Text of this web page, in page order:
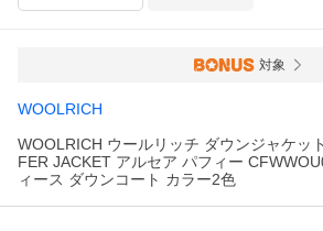
対象
WOOLRICH
WOOLRICH ウールリッチ ダウンジャケッ
FER JACKET アルセア パフィー
ィース ダウンコート カラー2色